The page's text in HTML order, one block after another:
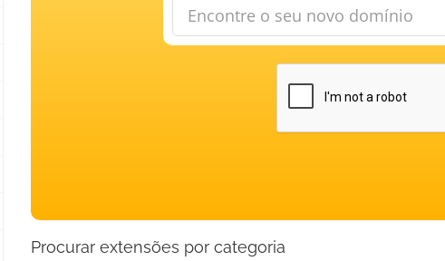
Procurar extensões por categoria